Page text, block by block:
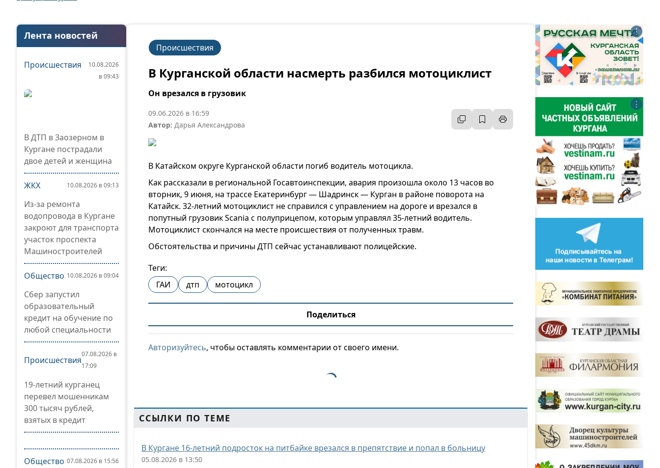
Лента новостей
Происшествия
10.08.2026
в 09:43
В ДТП в Заозерном в
Кургане пострадали
двое детей и женщина
ЖКХ 10.08.2026 в 09:13
Из-за ремонта
водопровода в Кургане
закроют для транспорта
участок проспекта
Машиностроителей
Общество 10.08.2026 в 09:04
Сбер запустил
образовательный
кредит на обучение по
любой специальности
Происшествия
07.08.2026 в
17:09
19-летний курганец
перевел мошенникам
300 тысяч рублей,
взятых в кредит
Общество 07.08.2026 в 15:56
Происшествия
В Курганской области насмерть разбился мотоциклист
Он врезался в грузовик
09.06.2026 в 16:59
Автор: Дарья Александрова
В Катайском округе Курганской области погиб водитель мотоцикла.
Как рассказали в региональной Госавтоинспекции, авария произошла около 13 часов во
вторник, 9 июня, на трассе Екатеринбург — Шадринск — Курган в районе поворота на
Катайск. 32-летний мотоциклист не справился с управлением на дороге и врезался в
попутный грузовик Scania с полуприцепом, которым управлял 35-летний водитель.
Мотоциклист скончался на месте происшествия от полученных травм.
Обстоятельства и причины ДТП сейчас устанавливают полицейские.
Теги:
ГАИ
дтп мотоцикл
Поделиться
Авторизуйтесь, чтобы оставлять комментарии от своего имени.
ССЫЛКИ ПО ТЕМЕ
В Кургане 16-летний подросток на питбайке врезался в препятствие и попал в больницу
05.08.2026 в 13:50
⋮
⋮